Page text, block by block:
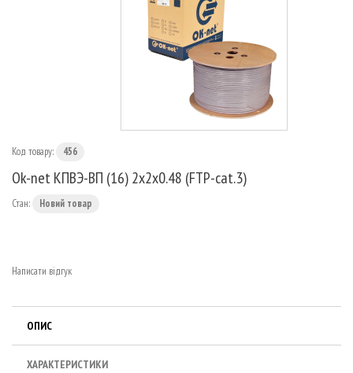
Код товару: 456
Ok-net КПВЭ-ВП (16) 2х2х0.48 (FTP-cat.3)
Стан: Новий товар
Написати відгук
ОПИС
ХАРАКТЕРИСТИКИ